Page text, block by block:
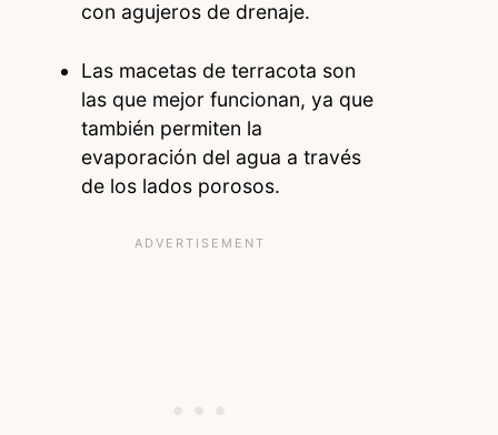
con agujeros de drenaje.
Las macetas de terracota son
las que mejor funcionan, ya que
también permiten la
evaporación del agua a través
de los lados porosos.